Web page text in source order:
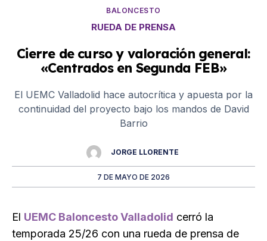
BALONCESTO
RUEDA DE PRENSA
Cierre de curso y valoración general:
«Centrados en Segunda FEB»
El UEMC Valladolid hace autocrítica y apuesta por la
continuidad del proyecto bajo los mandos de David
Barrio
JORGE LLORENTE
7 DE MAYO DE 2026
El UEMC Baloncesto Valladolid cerró la
temporada 25/26 con una rueda de prensa de